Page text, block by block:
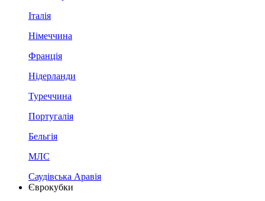
Італія
Німеччина
Франція
Нідерланди
Туреччина
Португалія
Бельгія
МЛС
Саудівська Аравія
Єврокубки